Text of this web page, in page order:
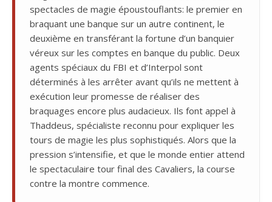
spectacles de magie époustouflants: le premier en
braquant une banque sur un autre continent, le
deuxième en transférant la fortune d’un banquier
véreux sur les comptes en banque du public. Deux
agents spéciaux du FBI et d’Interpol sont
déterminés à les arrêter avant qu’ils ne mettent à
exécution leur promesse de réaliser des
braquages encore plus audacieux. Ils font appel à
Thaddeus, spécialiste reconnu pour expliquer les
tours de magie les plus sophistiqués. Alors que la
pression s’intensifie, et que le monde entier attend
le spectaculaire tour final des Cavaliers, la course
contre la montre commence.